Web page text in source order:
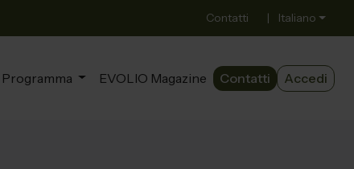
Contatti | Italiano
Programma EVOLIO Magazine Contatti Accedi